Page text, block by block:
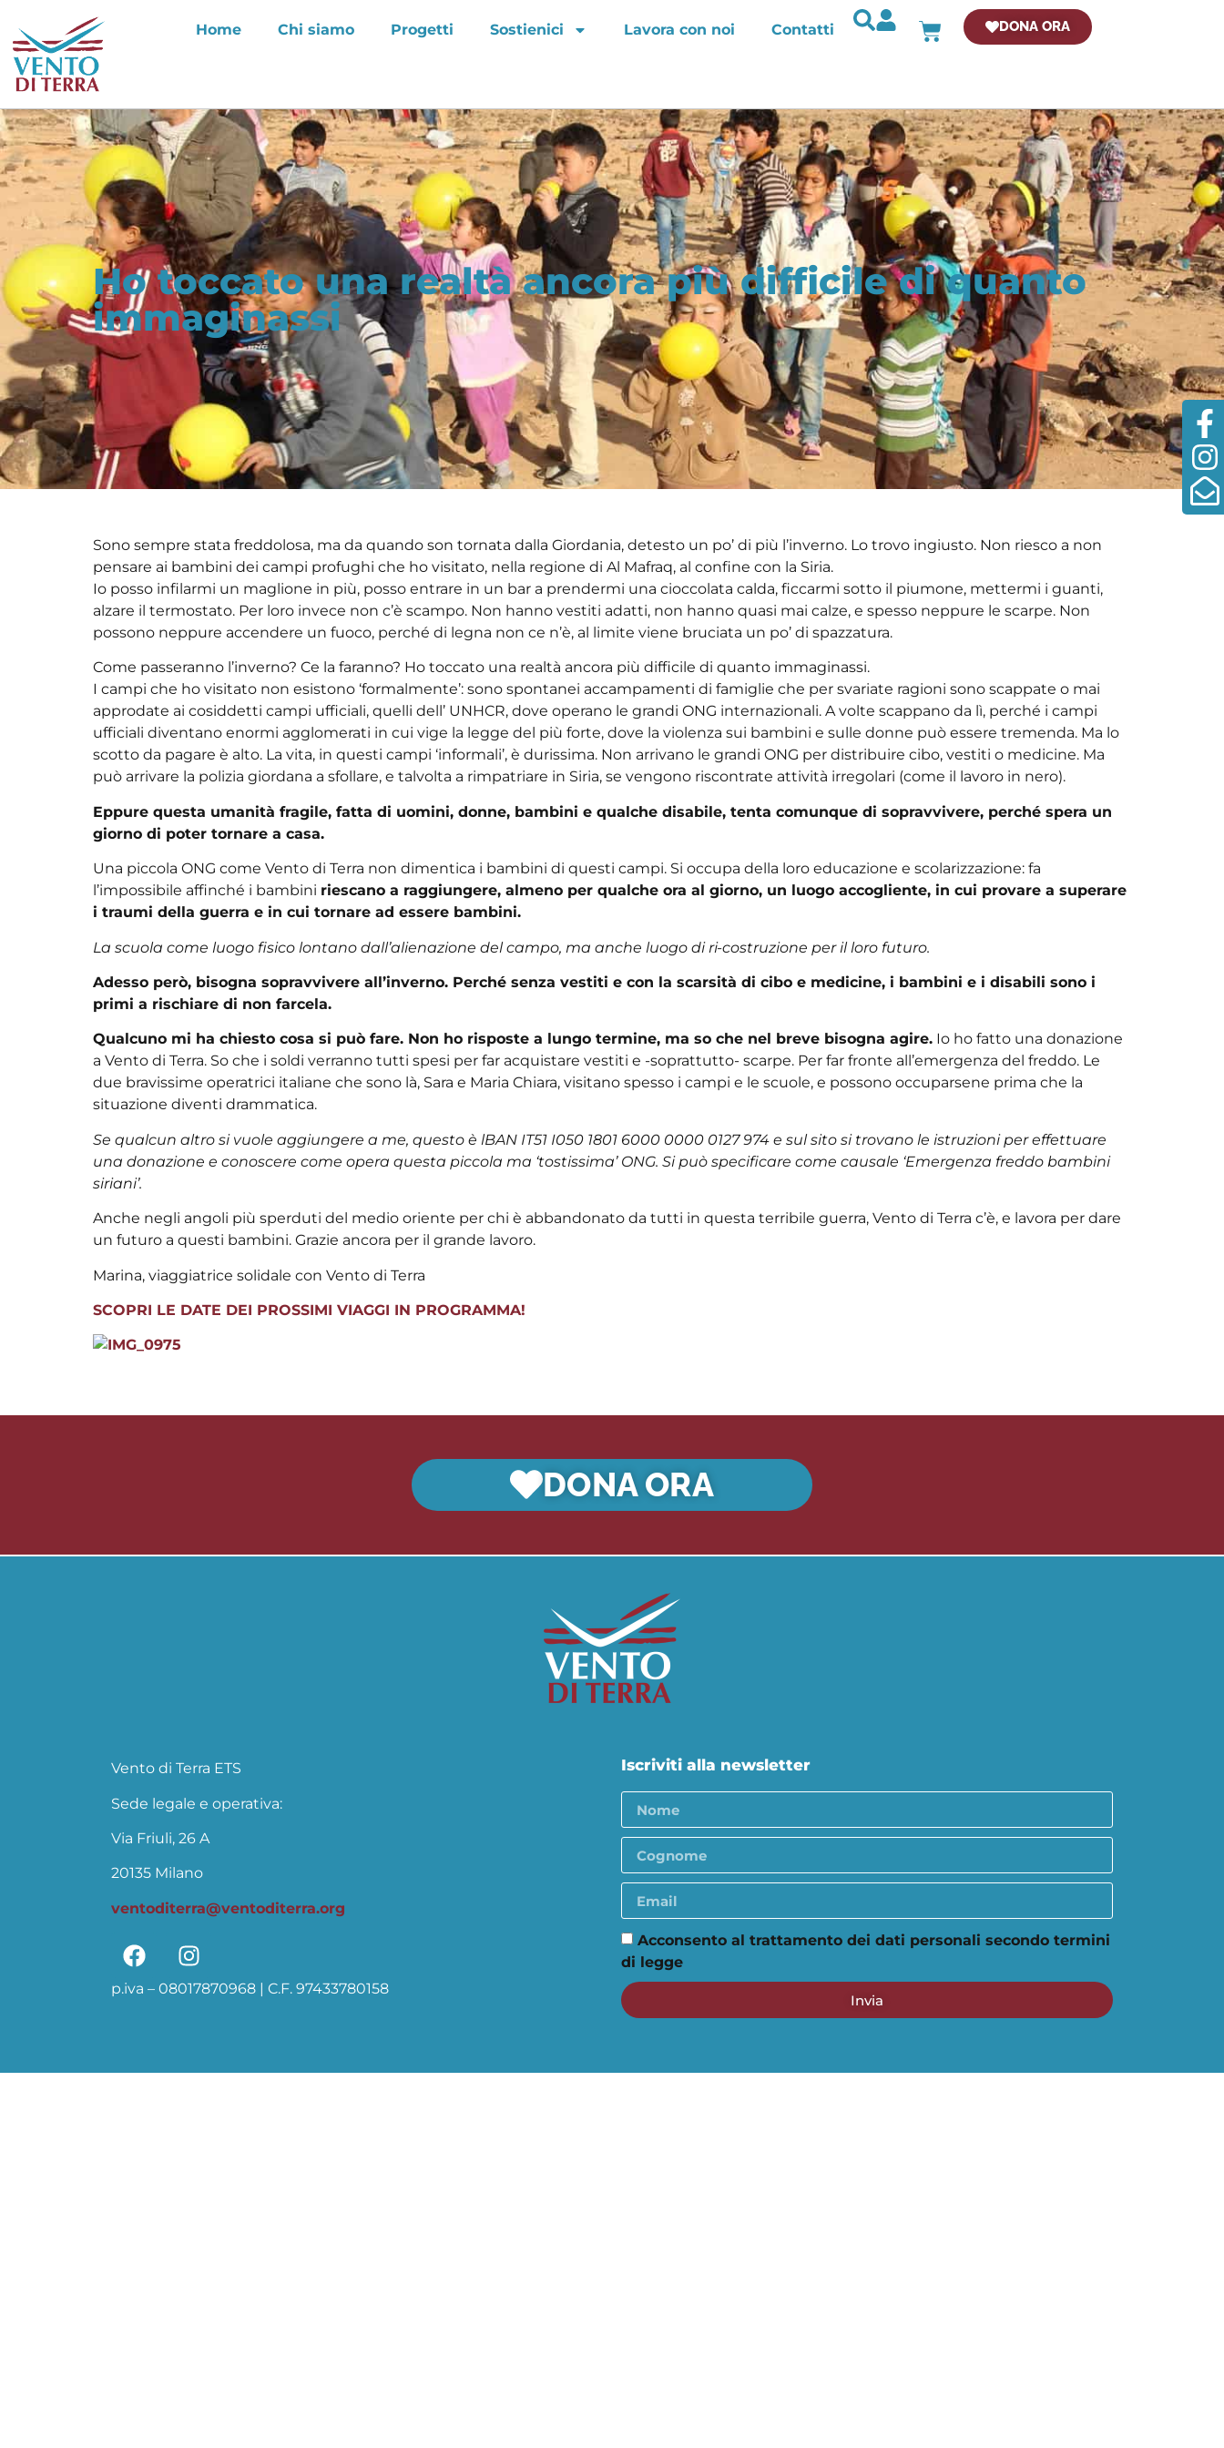
Home Chi siamo Progetti Sostienici Lavora con noi Contatti DONA ORA
Ho toccato una realtà ancora più difficile di quanto
immaginassi
Sono sempre stata freddolosa, ma da quando son tornata dalla Giordania, detesto un po’ di più l’inverno. Lo trovo ingiusto. Non riesco a non
pensare ai bambini dei campi profughi che ho visitato, nella regione di Al Mafraq, al confine con la Siria.
Io posso infilarmi un maglione in più, posso entrare in un bar a prendermi una cioccolata calda, ficcarmi sotto il piumone, mettermi i guanti,
alzare il termostato. Per loro invece non c’è scampo. Non hanno vestiti adatti, non hanno quasi mai calze, e spesso neppure le scarpe. Non
possono neppure accendere un fuoco, perché di legna non ce n’è, al limite viene bruciata un po’ di spazzatura.
Come passeranno l’inverno? Ce la faranno? Ho toccato una realtà ancora più difficile di quanto immaginassi.
I campi che ho visitato non esistono ‘formalmente’: sono spontanei accampamenti di famiglie che per svariate ragioni sono scappate o mai
approdate ai cosiddetti campi ufficiali, quelli dell’ UNHCR, dove operano le grandi ONG internazionali. A volte scappano da lì, perché i campi
ufficiali diventano enormi agglomerati in cui vige la legge del più forte, dove la violenza sui bambini e sulle donne può essere tremenda. Ma lo
scotto da pagare è alto. La vita, in questi campi ‘informali’, è durissima. Non arrivano le grandi ONG per distribuire cibo, vestiti o medicine. Ma
può arrivare la polizia giordana a sfollare, e talvolta a rimpatriare in Siria, se vengono riscontrate attività irregolari (come il lavoro in nero).
Eppure questa umanità fragile, fatta di uomini, donne, bambini e qualche disabile, tenta comunque di sopravvivere, perché spera un
giorno di poter tornare a casa.
Una piccola ONG come Vento di Terra non dimentica i bambini di questi campi. Si occupa della loro educazione e scolarizzazione: fa
l’impossibile affinché i bambini riescano a raggiungere, almeno per qualche ora al giorno, un luogo accogliente, in cui provare a superare
i traumi della guerra e in cui tornare ad essere bambini.
La scuola come luogo fisico lontano dall’alienazione del campo, ma anche luogo di ri-costruzione per il loro futuro.
Adesso però, bisogna sopravvivere all’inverno. Perché senza vestiti e con la scarsità di cibo e medicine, i bambini e i disabili sono i
primi a rischiare di non farcela.
Qualcuno mi ha chiesto cosa si può fare. Non ho risposte a lungo termine, ma so che nel breve bisogna agire. Io ho fatto una donazione
a Vento di Terra. So che i soldi verranno tutti spesi per far acquistare vestiti e -soprattutto- scarpe. Per far fronte all’emergenza del freddo. Le
due bravissime operatrici italiane che sono là, Sara e Maria Chiara, visitano spesso i campi e le scuole, e possono occuparsene prima che la
situazione diventi drammatica.
Se qualcun altro si vuole aggiungere a me, questo è lBAN IT51 I050 1801 6000 0000 0127 974 e sul sito si trovano le istruzioni per effettuare
una donazione e conoscere come opera questa piccola ma ‘tostissima’ ONG. Si può specificare come causale ‘Emergenza freddo bambini
siriani’.
Anche negli angoli più sperduti del medio oriente per chi è abbandonato da tutti in questa terribile guerra, Vento di Terra c’è, e lavora per dare
un futuro a questi bambini. Grazie ancora per il grande lavoro.
Marina, viaggiatrice solidale con Vento di Terra
SCOPRI LE DATE DEI PROSSIMI VIAGGI IN PROGRAMMA!
DONA ORA
Vento di Terra ETS
Sede legale e operativa:
Via Friuli, 26 A
20135 Milano
ventoditerra@ventoditerra.org
p.iva – 08017870968 | C.F. 97433780158
Iscriviti alla newsletter
Acconsento al trattamento dei dati personali secondo termini
di legge
Invia